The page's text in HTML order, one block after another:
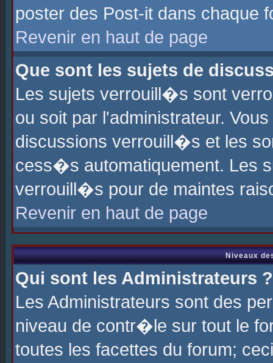
poster des Post-it dans chaque
Revenir en haut de page
Que sont les sujets de
Les sujets verrouill�s sont
ou soit par l'administrateur.
discussions verrouill�s et les
cess�s automatiquement. Les
verrouill�s pour de maintes
Revenir en haut de page
Niveaux
Qui sont les Administrateurs ?
Les Administrateurs sont des
niveau de contr�le sur tout le
toutes les facettes du forum;